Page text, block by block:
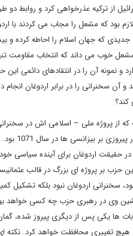
از ترکیه عذرخواهی کرد و روابط
که مشعل را مجاب می کردند با
جدیدی که جهان اسلام را احاطه کرده
خوب می داند که انتخاب مقاومت
و نمونه آن را در انتقادهای دائمی
آن سخنرانی را در برابر اردوغان
کند؟
که از پروژه ملی – اسلامی اش در
اظهاراتی
در حقیقت اردوغان برای آینده
بر پروژه ای بزرگ در قالب عثمانیسم
سخنرانی اردوغان نبود بلکه تشکیل
وی در رهبری حزب چه کسی خواهد
ها یکی پس از دیگری پیروز شده،
تغییری محافظت خواهد کرد. نکته